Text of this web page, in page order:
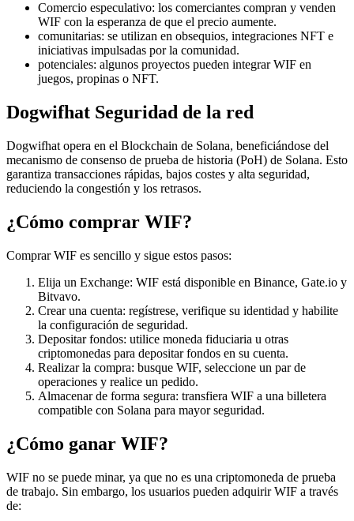
Comercio especulativo: los comerciantes compran y venden
WIF con la esperanza de que el precio aumente.
comunitarias: se utilizan en obsequios, integraciones NFT e
iniciativas impulsadas por la comunidad.
potenciales: algunos proyectos pueden integrar WIF en
juegos, propinas o NFT.
Dogwifhat Seguridad de la red
Dogwifhat opera en el Blockchain de Solana, beneficiándose del
mecanismo de consenso de prueba de historia (PoH) de Solana. Esto
garantiza transacciones rápidas, bajos costes y alta seguridad,
reduciendo la congestión y los retrasos.
¿Cómo comprar WIF?
Comprar WIF es sencillo y sigue estos pasos:
Elija un Exchange: WIF está disponible en Binance, Gate.io y
Bitvavo.
Crear una cuenta: regístrese, verifique su identidad y habilite
la configuración de seguridad.
Depositar fondos: utilice moneda fiduciaria u otras
criptomonedas para depositar fondos en su cuenta.
Realizar la compra: busque WIF, seleccione un par de
operaciones y realice un pedido.
Almacenar de forma segura: transfiera WIF a una billetera
compatible con Solana para mayor seguridad.
¿Cómo ganar WIF?
WIF no se puede minar, ya que no es una criptomoneda de prueba
de trabajo. Sin embargo, los usuarios pueden adquirir WIF a través
de: